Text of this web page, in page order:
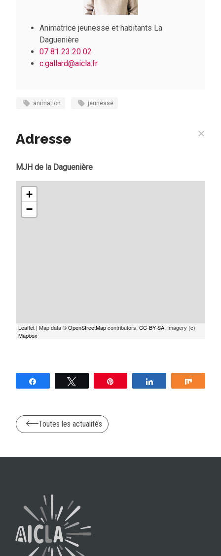
Animatrice jeunesse et habitants La
Daguenière
07 81 23 20 02
c.gallard@aicla.fr
animation jeunesse
Adresse
MJH de la Daguenière
+
−
Leaflet | Map data ©OpenStreetMapcontributors, CC-BY-SA, Imagery (c)
Mapbox
Partagez
Toutes les actualités